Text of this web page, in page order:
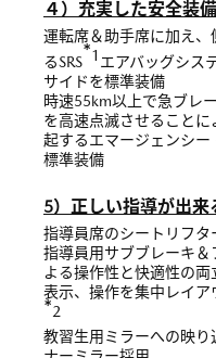
４）充実した安全装備
運転席＆助手席に加え
るSRS*1 エアバッグシス
サイドを標準装備
時速55km以上で急ブレ
を高速点滅させること
起するエマージェンシー
標準装備
5）正しい指導が出来
指導員席のシートリフタ
指導員用サブブレーキ
よる操作性と快適性の両
表示、操作を集中レイ
*2
教習生用ミラーへの映